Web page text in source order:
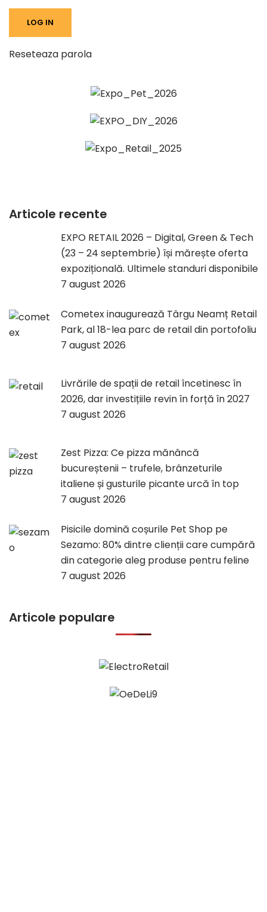
Reseteaza parola
Articole recente
EXPO RETAIL 2026 – Digital, Green & Tech
(23 – 24 septembrie) își mărește oferta
expozițională. Ultimele standuri disponibile
7 august 2026
Cometex inaugurează Târgu Neamț Retail
Park, al 18-lea parc de retail din portofoliu
7 august 2026
Livrările de spații de retail încetinesc în
2026, dar investițiile revin în forță în 2027
7 august 2026
Zest Pizza: Ce pizza mănâncă
bucureștenii – trufele, brânzeturile
italiene și gusturile picante urcă în top
7 august 2026
Pisicile domină coșurile Pet Shop pe
Sezamo: 80% dintre clienții care cumpără
din categorie aleg produse pentru feline
7 august 2026
Articole populare